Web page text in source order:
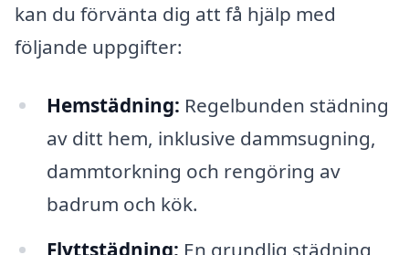
kan du förvänta dig att få hjälp med
följande uppgifter:
Hemstädning: Regelbunden städning
av ditt hem, inklusive dammsugning,
dammtorkning och rengöring av
badrum och kök.
Flyttstädning: En grundlig städning